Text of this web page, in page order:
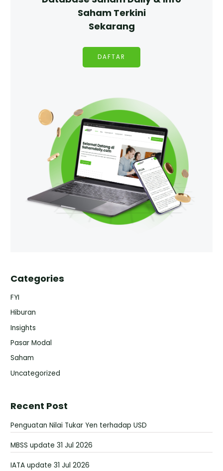
Saham Terkini
Sekarang
DAFTAR
Categories
FYI
Hiburan
Insights
Pasar Modal
Saham
Uncategorized
Recent Post
Penguatan Nilai Tukar Yen terhadap USD
MBSS update 31 Jul 2026
IATA update 31 Jul 2026